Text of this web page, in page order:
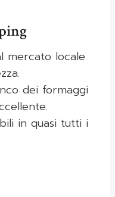
mercato locale
dei formaggi
in quasi tutti i